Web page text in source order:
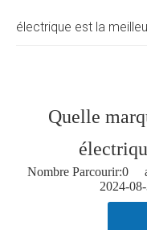
électrique est la
Quelle
Nombre Parcourir:0
2024-